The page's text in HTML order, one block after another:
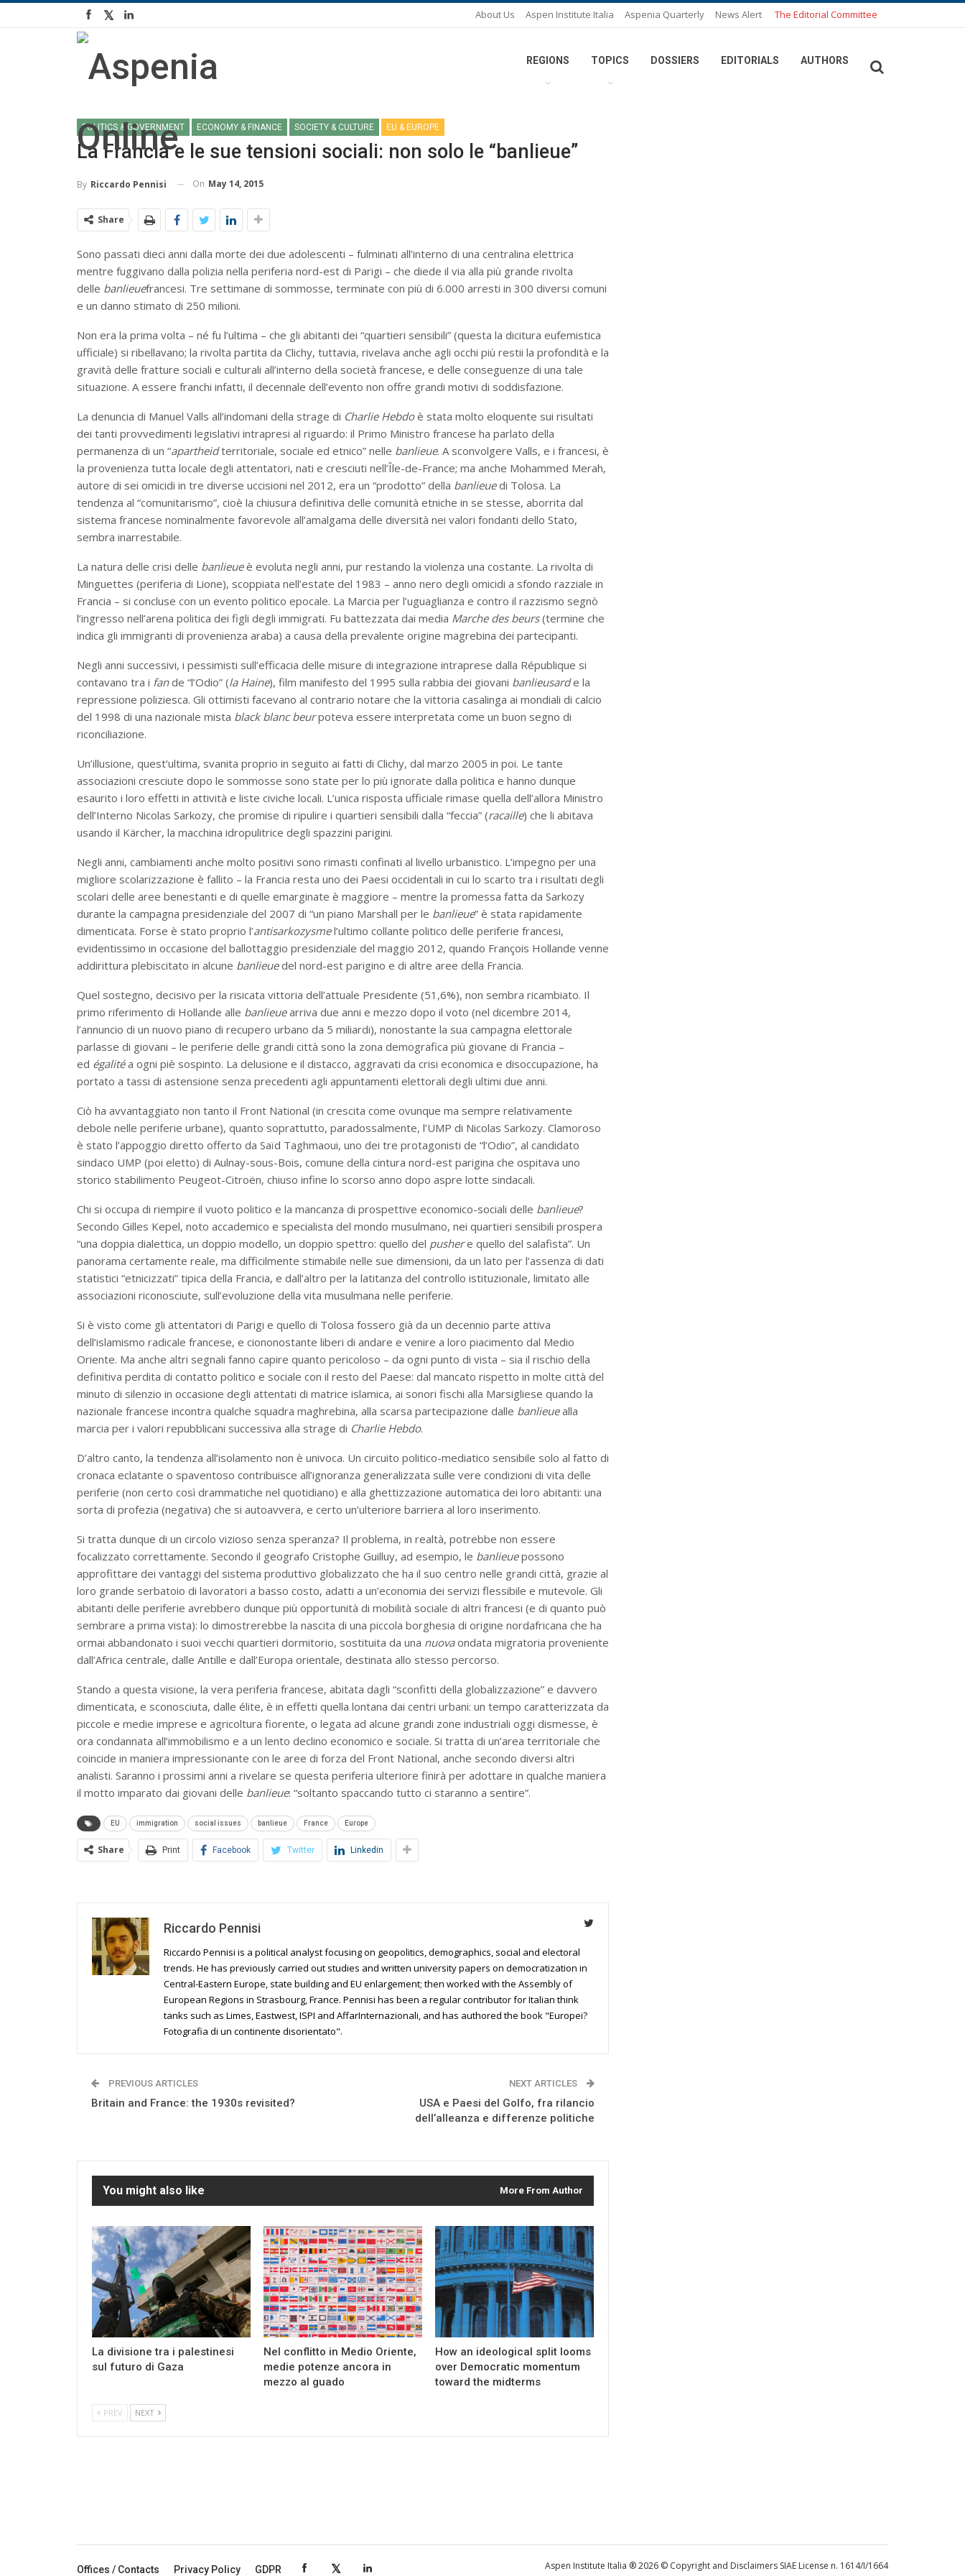
About Us Aspen Institute Italia Aspenia Quarterly News Alert The Editorial Committee
REGIONS TOPICS DOSSIERS EDITORIALS AUTHORS
POLITICS & GOVERNMENT ECONOMY & FINANCE SOCIETY & CULTURE EU & EUROPE
La Francia e le sue tensioni sociali: non solo le “banlieue”
By Riccardo Pennisi On May 14, 2015
Share
Sono passati dieci anni dalla morte dei due adolescenti – fulminati all’interno di una centralina elettrica
mentre fuggivano dalla polizia nella periferia nord-est di Parigi – che diede il via alla più grande rivolta
delle banlieuefrancesi. Tre settimane di sommosse, terminate con più di 6.000 arresti in 300 diversi comuni
e un danno stimato di 250 milioni.
Non era la prima volta – né fu l’ultima – che gli abitanti dei “quartieri sensibili” (questa la dicitura eufemistica
ufficiale) si ribellavano; la rivolta partita da Clichy, tuttavia, rivelava anche agli occhi più restii la profondità e la
gravità delle fratture sociali e culturali all’interno della società francese, e delle conseguenze di una tale
situazione. A essere franchi infatti, il decennale dell’evento non offre grandi motivi di soddisfazione.
La denuncia di Manuel Valls all’indomani della strage di Charlie Hebdoè stata molto eloquente sui risultati
dei tanti provvedimenti legislativi intrapresi al riguardo: il Primo Ministro francese ha parlato della
permanenza di un “apartheidterritoriale, sociale ed etnico” nelle banlieue. A sconvolgere Valls, e i francesi, è
la provenienza tutta locale degli attentatori, nati e cresciuti nell’Île-de-France; ma anche Mohammed Merah,
autore di sei omicidi in tre diverse uccisioni nel 2012, era un “prodotto” della banlieuedi Tolosa. La
tendenza al “comunitarismo”, cioè la chiusura definitiva delle comunità etniche in se stesse, aborrita dal
sistema francese nominalmente favorevole all’amalgama delle diversità nei valori fondanti dello Stato,
sembra inarrestabile.
La natura delle crisi delle banlieueè evoluta negli anni, pur restando la violenza una costante. La rivolta di
Minguettes (periferia di Lione), scoppiata nell’estate del 1983 – anno nero degli omicidi a sfondo razziale in
Francia – si concluse con un evento politico epocale. La Marcia per l’uguaglianza e contro il razzismo segnò
l’ingresso nell’arena politica dei figli degli immigrati. Fu battezzata dai media Marche des beurs(termine che
indica gli immigranti di provenienza araba) a causa della prevalente origine magrebina dei partecipanti.
Negli anni successivi, i pessimisti sull’efficacia delle misure di integrazione intraprese dalla République si
contavano tra i fande “l’Odio” (la Haine), film manifesto del 1995 sulla rabbia dei giovani banlieusarde la
repressione poliziesca. Gli ottimisti facevano al contrario notare che la vittoria casalinga ai mondiali di calcio
del 1998 di una nazionale mista black blanc beurpoteva essere interpretata come un buon segno di
riconciliazione.
Un’illusione, quest’ultima, svanita proprio in seguito ai fatti di Clichy, dal marzo 2005 in poi. Le tante
associazioni cresciute dopo le sommosse sono state per lo più ignorate dalla politica e hanno dunque
esaurito i loro effetti in attività e liste civiche locali. L’unica risposta ufficiale rimase quella dell’allora Ministro
dell’Interno Nicolas Sarkozy, che promise di ripulire i quartieri sensibili dalla “feccia” (racaille) che li abitava
usando il Kärcher, la macchina idropulitrice degli spazzini parigini.
Negli anni, cambiamenti anche molto positivi sono rimasti confinati al livello urbanistico. L’impegno per una
migliore scolarizzazione è fallito – la Francia resta uno dei Paesi occidentali in cui lo scarto tra i risultati degli
scolari delle aree benestanti e di quelle emarginate è maggiore – mentre la promessa fatta da Sarkozy
durante la campagna presidenziale del 2007 di “un piano Marshall per le banlieue” è stata rapidamente
dimenticata. Forse è stato proprio l’antisarkozysmel’ultimo collante politico delle periferie francesi,
evidentissimo in occasione del ballottaggio presidenziale del maggio 2012, quando François Hollande venne
addirittura plebiscitato in alcune banlieuedel nord-est parigino e di altre aree della Francia.
Quel sostegno, decisivo per la risicata vittoria dell’attuale Presidente (51,6%), non sembra ricambiato. Il
primo riferimento di Hollande alle banlieuearriva due anni e mezzo dopo il voto (nel dicembre 2014,
l’annuncio di un nuovo piano di recupero urbano da 5 miliardi), nonostante la sua campagna elettorale
parlasse di giovani – le periferie delle grandi città sono la zona demografica più giovane di Francia –
ed égalitéa ogni piè sospinto. La delusione e il distacco, aggravati da crisi economica e disoccupazione, ha
portato a tassi di astensione senza precedenti agli appuntamenti elettorali degli ultimi due anni.
Ciò ha avvantaggiato non tanto il Front National (in crescita come ovunque ma sempre relativamente
debole nelle periferie urbane), quanto soprattutto, paradossalmente, l’UMP di Nicolas Sarkozy. Clamoroso
è stato l’appoggio diretto offerto da Saïd Taghmaoui, uno dei tre protagonisti de “l’Odio”, al candidato
sindaco UMP (poi eletto) di Aulnay-sous-Bois, comune della cintura nord-est parigina che ospitava uno
storico stabilimento Peugeot-Citroën, chiuso infine lo scorso anno dopo aspre lotte sindacali.
Chi si occupa di riempire il vuoto politico e la mancanza di prospettive economico-sociali delle banlieue?
Secondo Gilles Kepel, noto accademico e specialista del mondo musulmano, nei quartieri sensibili prospera
“una doppia dialettica, un doppio modello, un doppio spettro: quello del pushere quello del salafista”. Un
panorama certamente reale, ma difficilmente stimabile nelle sue dimensioni, da un lato per l’assenza di dati
statistici “etnicizzati” tipica della Francia, e dall’altro per la latitanza del controllo istituzionale, limitato alle
associazioni riconosciute, sull’evoluzione della vita musulmana nelle periferie.
Si è visto come gli attentatori di Parigi e quello di Tolosa fossero già da un decennio parte attiva
dell’islamismo radicale francese, e ciononostante liberi di andare e venire a loro piacimento dal Medio
Oriente. Ma anche altri segnali fanno capire quanto pericoloso – da ogni punto di vista – sia il rischio della
definitiva perdita di contatto politico e sociale con il resto del Paese: dal mancato rispetto in molte città del
minuto di silenzio in occasione degli attentati di matrice islamica, ai sonori fischi alla Marsigliese quando la
nazionale francese incontra qualche squadra maghrebina, alla scarsa partecipazione dalle banlieuealla
marcia per i valori repubblicani successiva alla strage di Charlie Hebdo.
D’altro canto, la tendenza all’isolamento non è univoca. Un circuito politico-mediatico sensibile solo al fatto di
cronaca eclatante o spaventoso contribuisce all’ignoranza generalizzata sulle vere condizioni di vita delle
periferie (non certo così drammatiche nel quotidiano) e alla ghettizzazione automatica dei loro abitanti: una
sorta di profezia (negativa) che si autoavvera, e certo un’ulteriore barriera al loro inserimento.
Si tratta dunque di un circolo vizioso senza speranza? Il problema, in realtà, potrebbe non essere
focalizzato correttamente. Secondo il geografo Cristophe Guilluy, ad esempio, le banlieuepossono
approfittare dei vantaggi del sistema produttivo globalizzato che ha il suo centro nelle grandi città, grazie al
loro grande serbatoio di lavoratori a basso costo, adatti a un’economia dei servizi flessibile e mutevole. Gli
abitanti delle periferie avrebbero dunque più opportunità di mobilità sociale di altri francesi (e di quanto può
sembrare a prima vista): lo dimostrerebbe la nascita di una piccola borghesia di origine nordafricana che ha
ormai abbandonato i suoi vecchi quartieri dormitorio, sostituita da una nuovaondata migratoria proveniente
dall’Africa centrale, dalle Antille e dall’Europa orientale, destinata allo stesso percorso.
Stando a questa visione, la vera periferia francese, abitata dagli “sconfitti della globalizzazione” e davvero
dimenticata, e sconosciuta, dalle élite, è in effetti quella lontana dai centri urbani: un tempo caratterizzata da
piccole e medie imprese e agricoltura fiorente, o legata ad alcune grandi zone industriali oggi dismesse, è
ora condannata all’immobilismo e a un lento declino economico e sociale. Si tratta di un’area territoriale che
coincide in maniera impressionante con le aree di forza del Front National, anche secondo diversi altri
analisti. Saranno i prossimi anni a rivelare se questa periferia ulteriore finirà per adottare in qualche maniera
il motto imparato dai giovani delle banlieue: “soltanto spaccando tutto ci staranno a sentire”.
EU immigration social issues banlieue France Europe
Share Print Facebook Twitter Linkedin
Riccardo Pennisi
Riccardo Pennisi is a political analyst focusing on geopolitics, demographics, social and electoral
trends. He has previously carried out studies and written university papers on democratization in
Central-Eastern Europe, state building and EU enlargement; then worked with the Assembly of
European Regions in Strasbourg, France. Pennisi has been a regular contributor for Italian think
tanks such as Limes, Eastwest, ISPI and AffarInternazionali, and has authored the book "Europei?
Fotografia di un continente disorientato".
PREVIOUS ARTICLES
Britain and France: the 1930s revisited?
NEXT ARTICLES
USA e Paesi del Golfo, fra rilancio
dell’alleanza e differenze politiche
You might also like More From Author
La divisione tra i palestinesi
sul futuro di Gaza
Nel conflitto in Medio Oriente,
medie potenze ancora in
mezzo al guado
How an ideological split looms
over Democratic momentum
toward the midterms
PREV NEXT
Offices / Contacts Privacy Policy GDPR Aspen Institute Italia ® 2026 © Copyright and Disclaimers SIAE License n. 1614/I/1664